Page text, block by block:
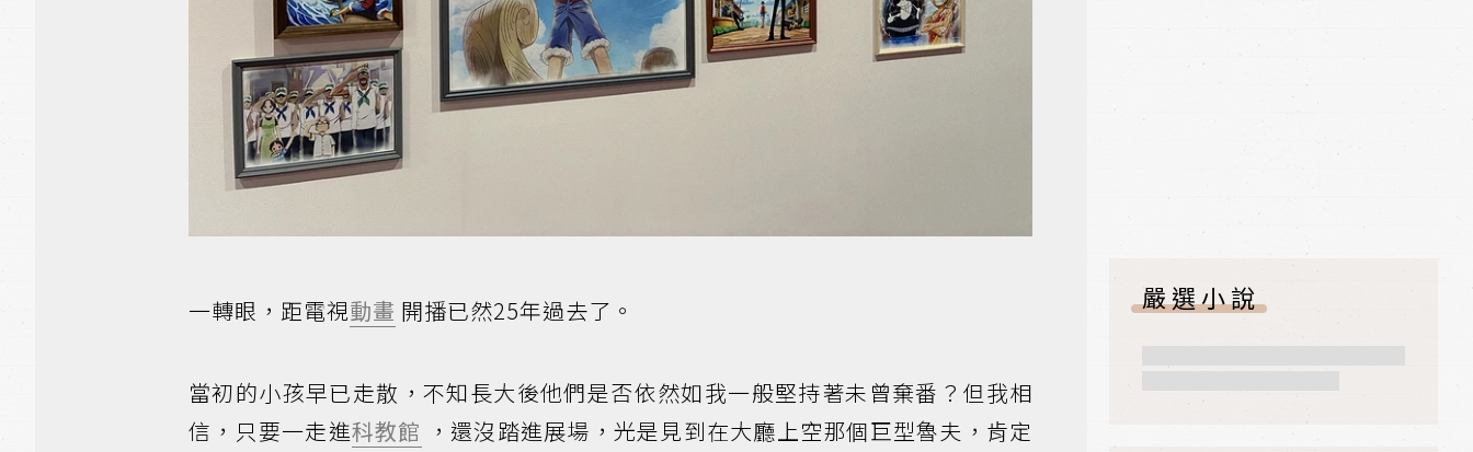
一轉眼，距電視動畫 開播已然25年過去了。
當初的小孩早已走散，不知長大後他們是否依然如我一般堅持著未曾棄番？但我相
信，只要一走進科教館 ，還沒踏進展場，光是見到在大廳上空那個巨型魯夫，肯定
嚴選小說